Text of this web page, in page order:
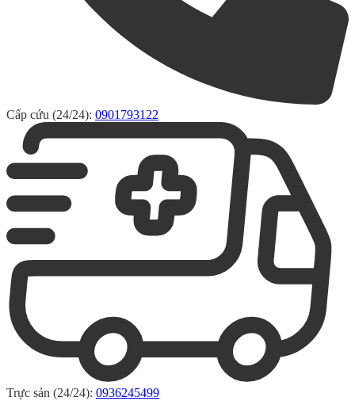
Cấp cứu (24/24): 0901793122
Trực sản (24/24): 0936245499